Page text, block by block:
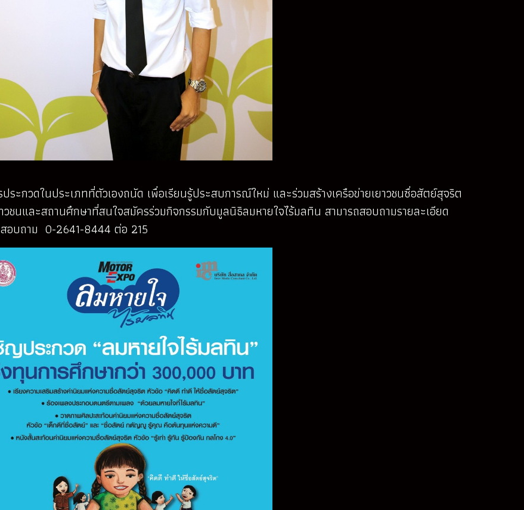
ระกวดในประเภทที่ตัวเองถนัด เพื่อเรียนรู้ประสบการณ์ใหม่ และร่วมสร้างเครือข่ายเยาวชนซื่อสัตย์สุจริต
ชนและสถานศึกษาที่สนใจสมัครร่วมกิจกรรมกับมูลนิธิลมหายใจไร้มลทิน สามารถสอบถามรายละเอียด
สอบถาม 0-2641-8444 ต่อ 215